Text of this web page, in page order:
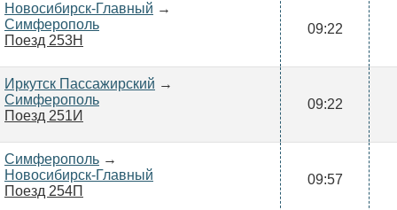
Новосибирск-Главный →
Симферополь
Поезд 253Н
09:22
Иркутск Пассажирский →
Симферополь
Поезд 251И
09:22
Симферополь →
Новосибирск-Главный
Поезд 254П
09:57